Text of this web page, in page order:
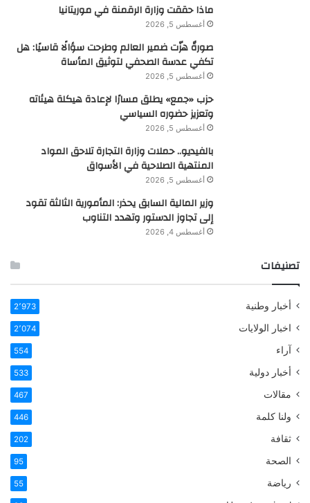
ماذا حققت وزارة الرقمنة في موريتانيا
أغسطس 5, 2026
صورةٌ هزّت ضمير العالم وطرحت سؤالًا قاسيًا: هل
تكفي عدسة الصحفي لتوثيق المأساة
أغسطس 5, 2026
حزب «جمع» يطلق مسارًا لإعادة هيكلة هيئاته
وتعزيز حضوره السياسي
أغسطس 5, 2026
بالفيديو.. حملات وزارة التجارة تلاحق المواد
المنتهية الصلاحية في الأسواق
أغسطس 5, 2026
وزير المالية السابق يحذر: المأمورية الثالثة تقود
إلى تجاوز الدستور وتهدد التناوب
أغسطس 4, 2026
تصنيفات
أخبار وطنية 2٬973
اخبار الولايات 2٬074
آراء 554
أخبار دولية 533
مقالات 467
ولنا كلمة 446
ثقافة 202
الصحة 95
رياضة 55